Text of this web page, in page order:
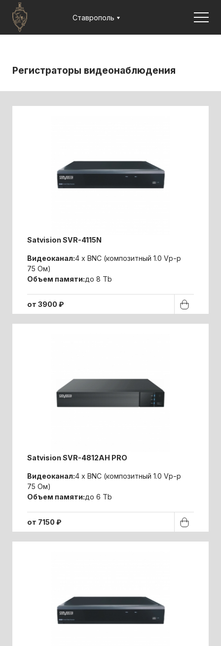
Ставрополь
Регистраторы видеонаблюдения
Satvision SVR-4115N
Видеоканал:4 x BNC (композитный 1.0 Vp-p
75 Ом)
Объем памяти:до 8 Tb
от 3900 ₽
Satvision SVR-4812AH PRO
Видеоканал:4 x BNC (композитный 1.0 Vp-p
75 Ом)
Объем памяти:до 6 Tb
от 7150 ₽